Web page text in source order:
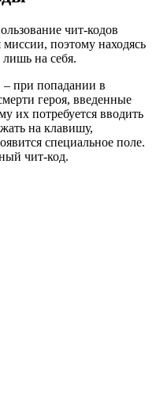
чит-кодов
поэтому находясь
лишь на себя.
– при попадании в
героя, введенные
их потребуется вводить
на клавишу,
специальное поле.
чит-код.